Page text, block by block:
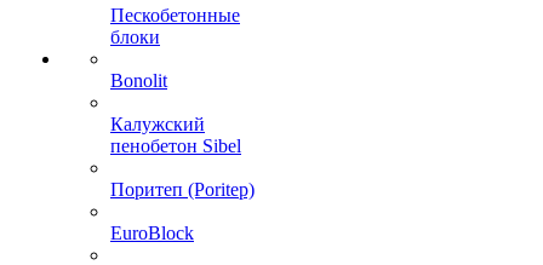
Пескобетонные
блоки
Bonolit
Калужский
пенобетон Sibel
Поритеп (Poritep)
EuroBlock